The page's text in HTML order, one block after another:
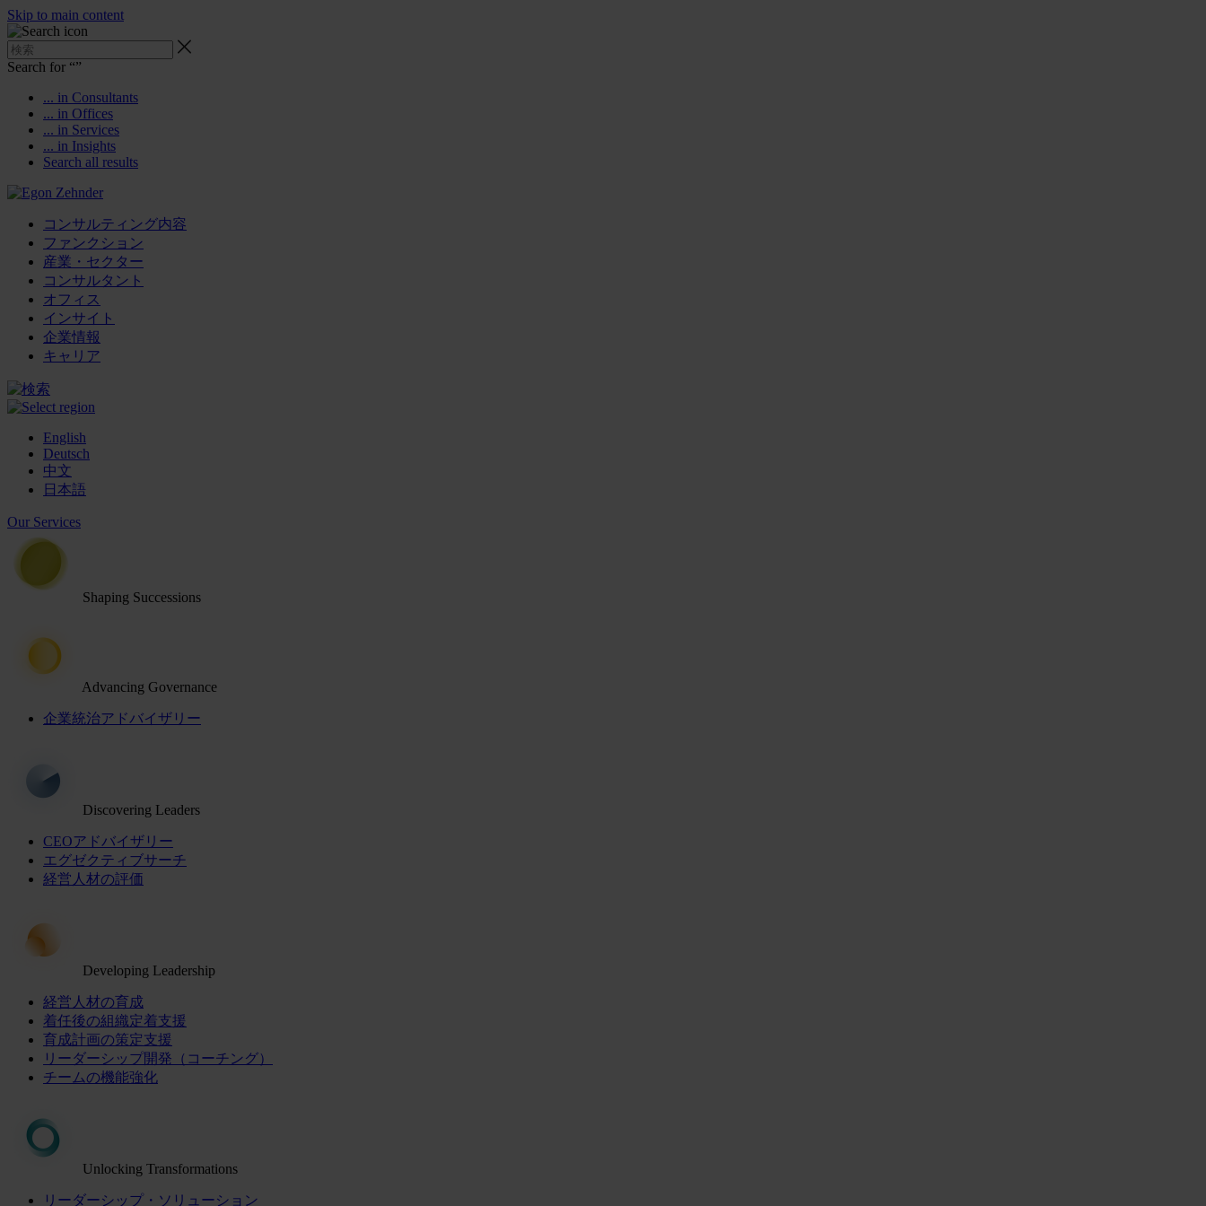
Skip to main content
Search for “”
... in Consultants
... in Offices
... in Services
... in Insights
Search all results
コンサルティング内容
ファンクション
産業・セクター
コンサルタント
オフィス
インサイト
企業情報
キャリア
English
Deutsch
中文
日本語
Our Services
Shaping Successions
Advancing Governance
企業統治アドバイザリー
Discovering Leaders
CEOアドバイザリー
エグゼクティブサーチ
経営人材の評価
Developing Leadership
経営人材の育成
着任後の組織定着支援
育成計画の策定支援
リーダーシップ開発（コーチング）
チームの機能強化
Unlocking Transformations
リーダーシップ・ソリューション